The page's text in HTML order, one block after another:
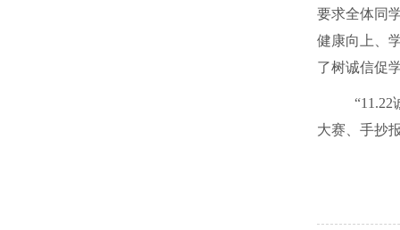
要求全体同
健康向上、
了树诚信促
“11.22
大赛、手抄